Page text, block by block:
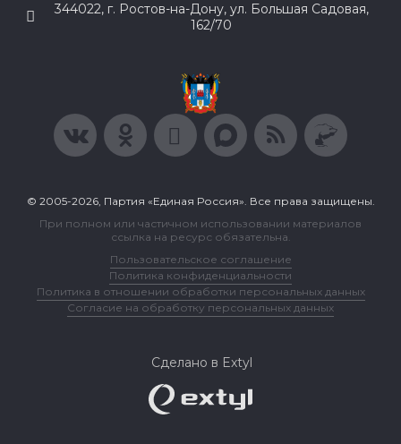
344022, г. Ростов-на-Дону, ул. Большая Садовая,
162/70
© 2005-2026, Партия «Единая Россия». Все права защищены.
При полном или частичном использовании материалов
ссылка на ресурс обязательна.
Пользовательское соглашение
Политика конфиденциальности
Политика в отношении обработки персональных данных
Согласие на обработку персональных данных
Сделано в Extyl